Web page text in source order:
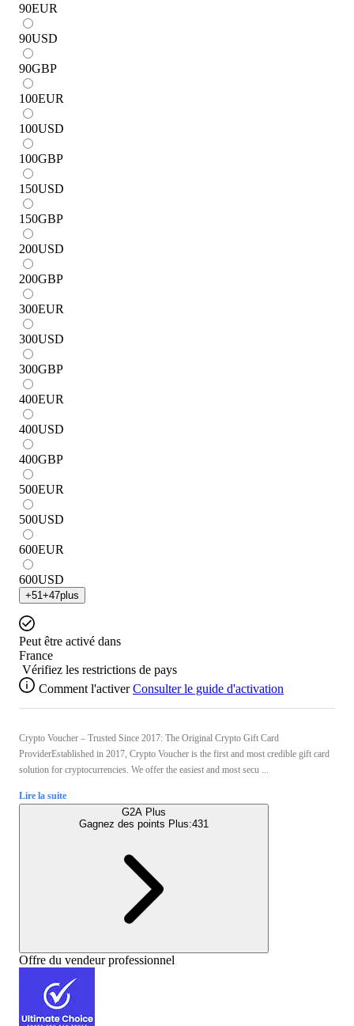
90EUR
90USD
90GBP
100EUR
100USD
100GBP
150USD
150GBP
200USD
200GBP
300EUR
300USD
300GBP
400EUR
400USD
400GBP
500EUR
500USD
600EUR
600USD
+51 +47plus
Peut être activé dans
France
Vérifiez les restrictions de pays
Comment l'activer Consulter le guide d'activation
Crypto Voucher – Trusted Since 2017: The Original Crypto Gift Card
ProviderEstablished in 2017, Crypto Voucher is the first and most credible gift card
solution for cryptocurrencies. We offer the easiest and most secu ...
Lire la suite
G2A Plus
Gagnez des points Plus:431
Offre du vendeur professionnel